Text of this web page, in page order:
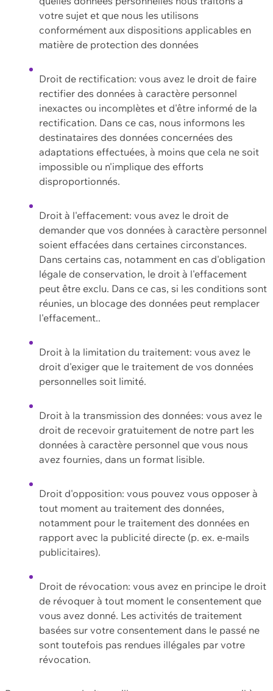
votre sujet et que nous les utilisons
conformément aux dispositions applicables en
matière de protection des données
Droit de rectification: vous avez le droit de faire
rectifier des données à caractère personnel
inexactes ou incomplètes et d'être informé de la
rectification. Dans ce cas, nous informons les
destinataires des données concernées des
adaptations effectuées, à moins que cela ne soit
impossible ou n'implique des efforts
disproportionnés.
Droit à l'effacement: vous avez le droit de
demander que vos données à caractère personnel
soient effacées dans certaines circonstances.
Dans certains cas, notamment en cas d'obligation
légale de conservation, le droit à l'effacement
peut être exclu. Dans ce cas, si les conditions sont
réunies, un blocage des données peut remplacer
l'effacement..
Droit à la limitation du traitement: vous avez le
droit d'exiger que le traitement de vos données
personnelles soit limité.
Droit à la transmission des données: vous avez le
droit de recevoir gratuitement de notre part les
données à caractère personnel que vous nous
avez fournies, dans un format lisible.
Droit d'opposition: vous pouvez vous opposer à
tout moment au traitement des données,
notamment pour le traitement des données en
rapport avec la publicité directe (p. ex. e-mails
publicitaires).
Droit de révocation: vous avez en principe le droit
de révoquer à tout moment le consentement que
vous avez donné. Les activités de traitement
basées sur votre consentement dans le passé ne
sont toutefois pas rendues illégales par votre
révocation.